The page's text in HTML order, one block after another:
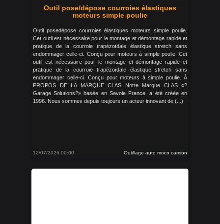
Outil pose/dépose courroies élastiques
moteurs simple poulie
Outil posedépose courroies élastiques moteurs simple poulie.
Cet outil est nécessaire pour le montage et démontage rapide et
pratique de la courroie trapézoïdale élastique stretch sans
endommager celle-ci. Conçu pour moteurs à simple poulie. Cet
outil est nécessaire pour le montage et démontage rapide et
pratique de la courroie trapézoïdale élastique stretch sans
endommager celle-ci. Conçu pour moteurs à simple poulie. À
PROPOS DE LA MARQUE CLAS Notre Marque CLAS «?
Garage Solutions?» basée en Savoie France, a été créée en
1996. Nous sommes depuis toujours un acteur innovant de (...)
12/07/2026 00:00 Outillage auto moco camion